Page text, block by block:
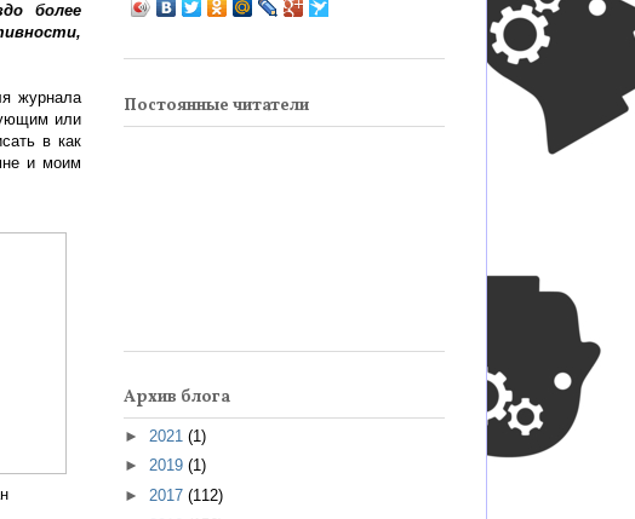
более
журнала
или
в как
и моим
Постоянные читатели
Архив блога
► 2021 (1)
► 2019 (1)
► 2017 (112)